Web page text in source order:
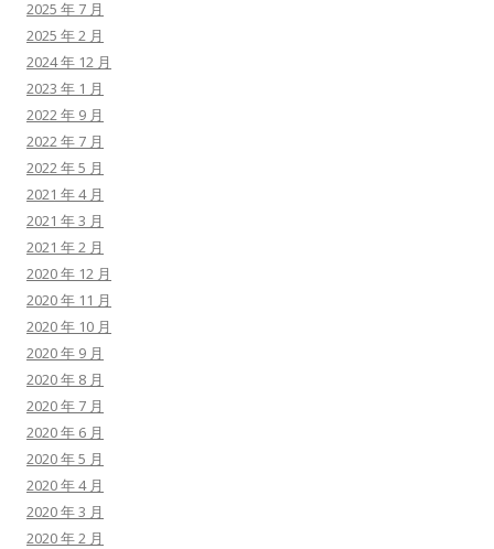
2025 年 7 月
2025 年 2 月
2024 年 12 月
2023 年 1 月
2022 年 9 月
2022 年 7 月
2022 年 5 月
2021 年 4 月
2021 年 3 月
2021 年 2 月
2020 年 12 月
2020 年 11 月
2020 年 10 月
2020 年 9 月
2020 年 8 月
2020 年 7 月
2020 年 6 月
2020 年 5 月
2020 年 4 月
2020 年 3 月
2020 年 2 月